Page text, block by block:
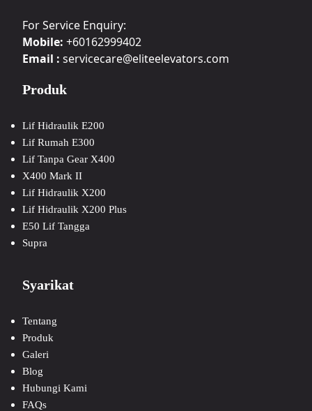
For Service Enquiry:
Mobile: +60162999402
Email : servicecare@eliteelevators.com
Produk
Lif Hidraulik E200
Lif Rumah E300
Lif Tanpa Gear X400
X400 Mark II
Lif Hidraulik X200
Lif Hidraulik X200 Plus
E50 Lif Tangga
Supra
Syarikat
Tentang
Produk
Galeri
Blog
Hubungi Kami
FAQs